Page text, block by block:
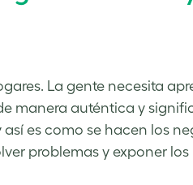
La gente necesita
manera auténtica y
es como se hacen los
problemas y exponer